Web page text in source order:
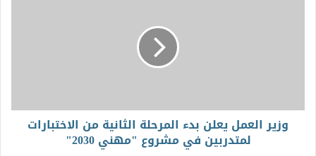
وزير العمل يعلن بدء المرحلة الثانية من الاختبارات
لمتدربين في مشروع "مهني 2030"